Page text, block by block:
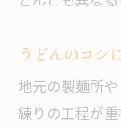
うどんのコシ
地元の製麺所
練りの工程が